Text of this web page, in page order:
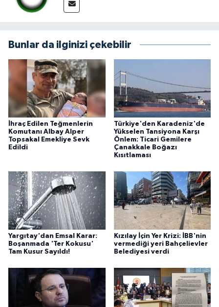
Bunlar da ilginizi çekebilir
İhraç Edilen Teğmenlerin
Komutanı Albay Alper
Topsakal Emekliye Sevk
Edildi
Türkiye'den Karadeniz'de
Yükselen Tansiyona Karşı
Önlem: Ticari Gemilere
Çanakkale Boğazı
Kısıtlaması
Yargıtay'dan Emsal Karar:
Boşanmada 'Ter Kokusu'
Tam Kusur Sayıldı!
Kızılay İçin Yer Krizi: İBB'nin
vermediği yeri Bahçelievler
Belediyesi verdi